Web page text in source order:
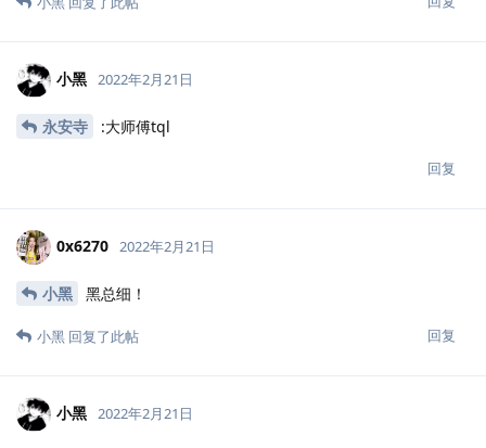
小黑 2022年2月21日
永安寺 :大师傅tql
回复
0x6270 2022年2月21日
小黑 黑总细！
回复
小黑 回复了此帖
小黑 2022年2月21日